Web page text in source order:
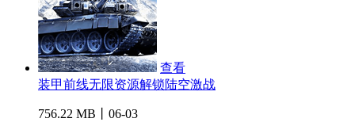
查看
装甲前线无限资源解锁陆空激战
756.22 MB丨06-03